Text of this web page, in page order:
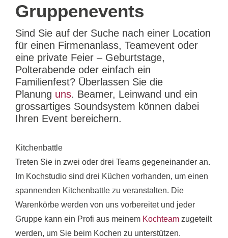
Gruppenevents
Sind Sie auf der Suche nach einer Location
für einen Firmenanlass, Teamevent oder
eine private Feier – Geburtstage,
Polterabende oder einfach ein
Familienfest? Überlassen Sie die
Planung uns. Beamer, Leinwand und ein
grossartiges Soundsystem können dabei
Ihren Event bereichern.
Kitchenbattle
Treten Sie in zwei oder drei Teams gegeneinander an.
Im Kochstudio sind drei Küchen vorhanden, um einen
spannenden Kitchenbattle zu veranstalten. Die
Warenkörbe werden von uns vorbereitet und jeder
Gruppe kann ein Profi aus meinem Kochteam zugeteilt
werden, um Sie beim Kochen zu unterstützen.